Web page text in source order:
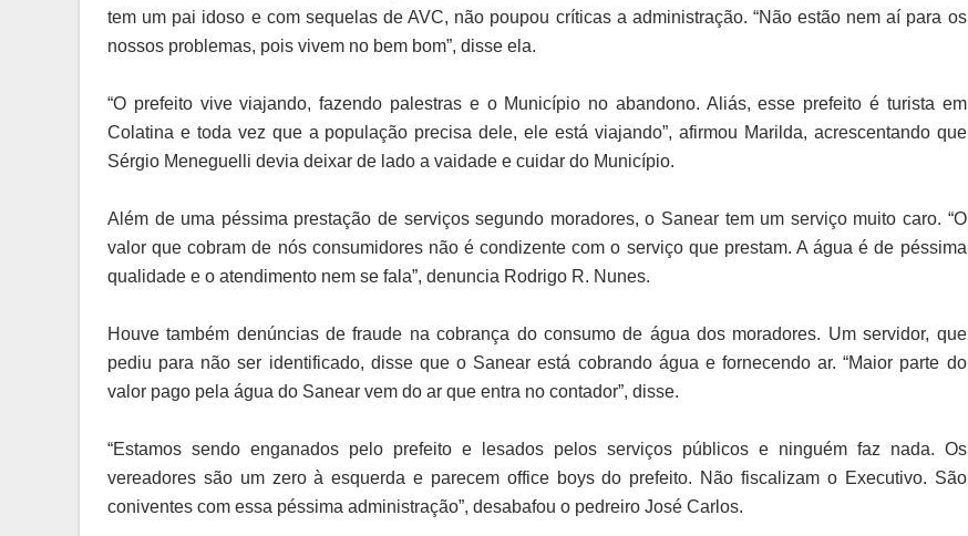
tem um pai idoso e com sequelas de AVC, não poupou críticas a administração. “Não estão nem aí para os
nossos problemas, pois vivem no bem bom”, disse ela.
“O prefeito vive viajando, fazendo palestras e o Município no abandono. Aliás, esse prefeito é turista em
Colatina e toda vez que a população precisa dele, ele está viajando”, afirmou Marilda, acrescentando que
Sérgio Meneguelli devia deixar de lado a vaidade e cuidar do Município.
Além de uma péssima prestação de serviços segundo moradores, o Sanear tem um serviço muito caro. “O
valor que cobram de nós consumidores não é condizente com o serviço que prestam. A água é de péssima
qualidade e o atendimento nem se fala”, denuncia Rodrigo R. Nunes.
Houve também denúncias de fraude na cobrança do consumo de água dos moradores. Um servidor, que
pediu para não ser identificado, disse que o Sanear está cobrando água e fornecendo ar. “Maior parte do
valor pago pela água do Sanear vem do ar que entra no contador”, disse.
“Estamos sendo enganados pelo prefeito e lesados pelos serviços públicos e ninguém faz nada. Os
vereadores são um zero à esquerda e parecem office boys do prefeito. Não fiscalizam o Executivo. São
coniventes com essa péssima administração”, desabafou o pedreiro José Carlos.